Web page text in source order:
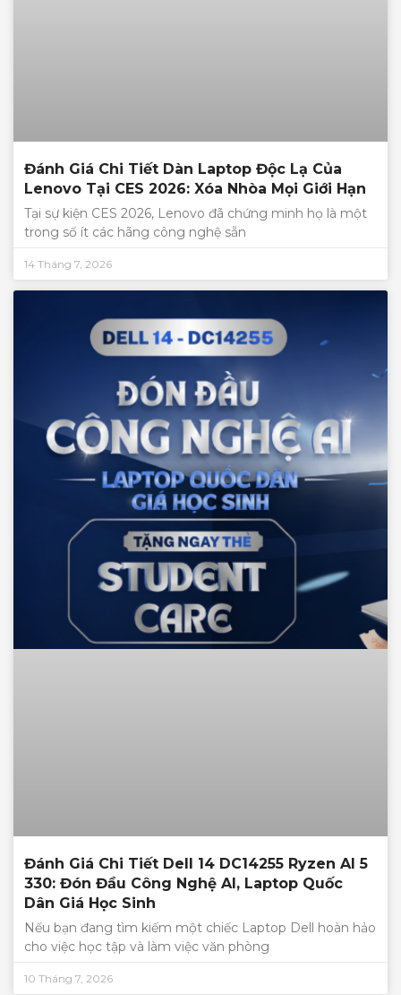
Đánh Giá Chi Tiết Dàn Laptop Độc Lạ Của
Lenovo Tại CES 2026: Xóa Nhòa Mọi Giới Hạn
Tại sự kiện CES 2026, Lenovo đã chứng minh họ là một
trong số ít các hãng công nghệ sẵn
14 Tháng 7, 2026
Đánh Giá Chi Tiết Dell 14 DC14255 Ryzen AI 5
330: Đón Đầu Công Nghệ AI, Laptop Quốc
Dân Giá Học Sinh
Nếu bạn đang tìm kiếm một chiếc Laptop Dell hoàn hảo
cho việc học tập và làm việc văn phòng
10 Tháng 7, 2026